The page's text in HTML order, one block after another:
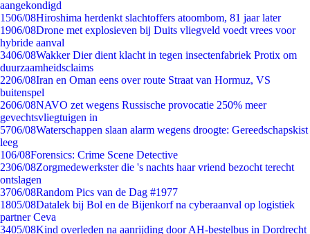
aangekondigd
1506/08Hiroshima herdenkt slachtoffers atoombom, 81 jaar later
1906/08Drone met explosieven bij Duits vliegveld voedt vrees voor
hybride aanval
3406/08Wakker Dier dient klacht in tegen insectenfabriek Protix om
duurzaamheidsclaims
2206/08Iran en Oman eens over route Straat van Hormuz, VS
buitenspel
2606/08NAVO zet wegens Russische provocatie 250% meer
gevechtsvliegtuigen in
5706/08Waterschappen slaan alarm wegens droogte: Gereedschapskist
leeg
106/08Forensics: Crime Scene Detective
2306/08Zorgmedewerkster die 's nachts haar vriend bezocht terecht
ontslagen
3706/08Random Pics van de Dag #1977
1805/08Datalek bij Bol en de Bijenkorf na cyberaanval op logistiek
partner Ceva
3405/08Kind overleden na aanrijding door AH-bestelbus in Dordrecht